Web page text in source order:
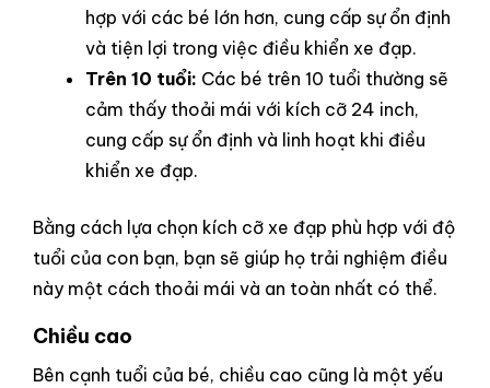
hợp với các bé lớn hơn, cung cấp sự ổn định
và tiện lợi trong việc điều khiển xe đạp.
Trên 10 tuổi: Các bé trên 10 tuổi thường sẽ
cảm thấy thoải mái với kích cỡ 24 inch,
cung cấp sự ổn định và linh hoạt khi điều
khiển xe đạp.
Bằng cách lựa chọn kích cỡ xe đạp phù hợp với độ
tuổi của con bạn, bạn sẽ giúp họ trải nghiệm điều
này một cách thoải mái và an toàn nhất có thể.
Chiều cao
Bên cạnh tuổi của bé, chiều cao cũng là một yếu